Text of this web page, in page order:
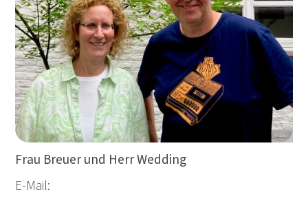
© SBG
Frau Breuer und Herr Wedding
E-Mail: